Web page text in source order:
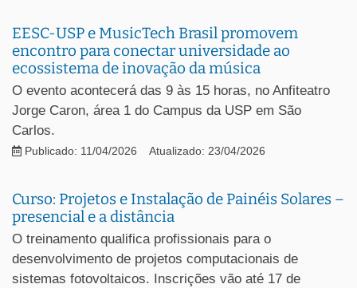
EESC-USP e MusicTech Brasil promovem
encontro para conectar universidade ao
ecossistema de inovação da música
O evento acontecerá das 9 às 15 horas, no Anfiteatro
Jorge Caron, área 1 do Campus da USP em São
Carlos.
Publicado: 11/04/2026 Atualizado: 23/04/2026
Curso: Projetos e Instalação de Painéis Solares –
presencial e a distância
O treinamento qualifica profissionais para o
desenvolvimento de projetos computacionais de
sistemas fotovoltaicos. Inscrições vão até 17 de